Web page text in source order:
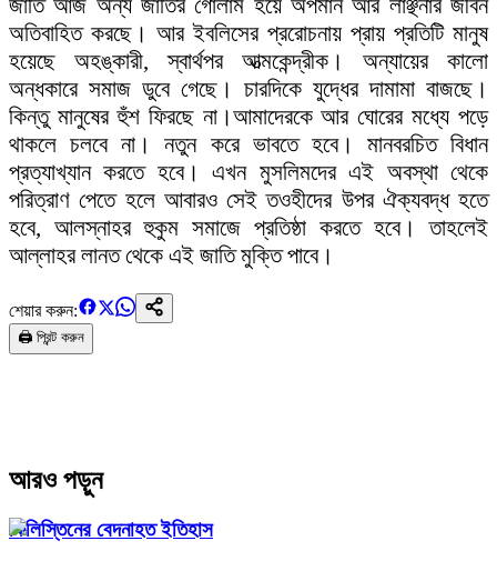
জাতি আজ অন্য জাতির গোলাম হয়ে অপমান আর লাঞ্ছনার জীবন
অতিবাহিত করছে। আর ইবলিসের প্ররোচনায় প্রায় প্রতিটি মানুষ
হয়েছে অহঙ্কারী, স্বার্থপর আত্মকেন্দ্রীক। অন্যায়ের কালো
অন্ধকারে সমাজ ডুবে গেছে। চারদিকে যুদ্ধের দামামা বাজছে।
কিন্তু মানুষের হুঁশ ফিরছে না।আমাদেরকে আর ঘোরের মধ্যে পড়ে
থাকলে চলবে না। নতুন করে ভাবতে হবে। মানবরচিত বিধান
প্রত্যাখ্যান করতে হবে। এখন মুসলিমদের এই অবস্থা থেকে
পরিত্রাণ পেতে হলে আবারও সেই তওহীদের উপর ঐক্যবদ্ধ হতে
হবে, আলস্নাহর হুকুম সমাজে প্রতিষ্ঠা করতে হবে। তাহলেই
আল্লাহর লানত থেকে এই জাতি মুক্তি পাবে।
শেয়ার করুন:
🖨️ প্রিন্ট করুন
আরও পড়ুন
ফিলিস্তিনের বেদনাহত ইতিহাস